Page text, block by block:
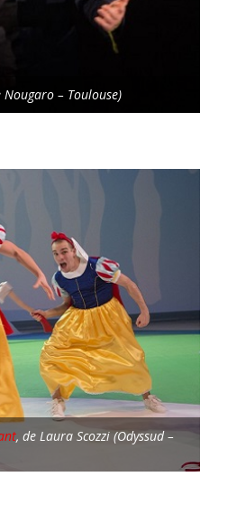
– Toulouse)
, de Laura Scozzi (Odyssud –